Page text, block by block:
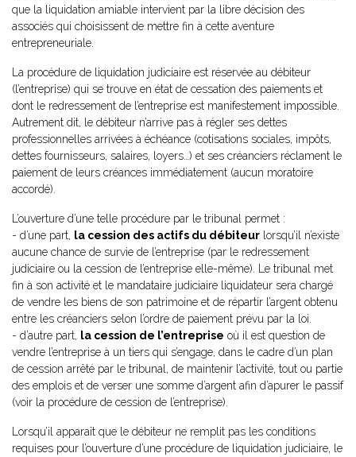
que la liquidation amiable intervient par la libre décision des
associés qui choisissent de mettre fin à cette aventure
entrepreneuriale.
La procédure de liquidation judiciaire est réservée au débiteur
(l’entreprise) qui se trouve en état de cessation des paiements et
dont le redressement de l’entreprise est manifestement impossible.
Autrement dit, le débiteur n’arrive pas à régler ses dettes
professionnelles arrivées à échéance (cotisations sociales, impôts,
dettes fournisseurs, salaires, loyers…) et ses créanciers réclament le
paiement de leurs créances immédiatement (aucun moratoire
accordé).
L’ouverture d’une telle procédure par le tribunal permet :
- d’une part, la cession des actifs du débiteur lorsqu’il n’existe
aucune chance de survie de l’entreprise (par le redressement
judiciaire ou la cession de l’entreprise elle-même). Le tribunal met
fin à son activité et le mandataire judiciaire liquidateur sera chargé
de vendre les biens de son patrimoine et de répartir l’argent obtenu
entre les créanciers selon l’ordre de paiement prévu par la loi.
- d’autre part, la cession de l’entreprise où il est question de
vendre l’entreprise à un tiers qui s’engage, dans le cadre d’un plan
de cession arrêté par le tribunal, de maintenir l’activité, tout ou partie
des emplois et de verser une somme d’argent afin d’apurer le passif
(voir la procédure de cession de l’entreprise).
Lorsqu’il apparaît que le débiteur ne remplit pas les conditions
requises pour l’ouverture d’une procédure de liquidation judiciaire, le